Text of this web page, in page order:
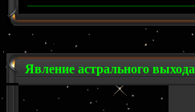
Явление астрального выхода